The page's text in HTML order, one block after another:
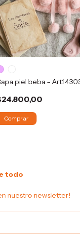
piel beba -
Comprar
todo
nuestro newsletter!